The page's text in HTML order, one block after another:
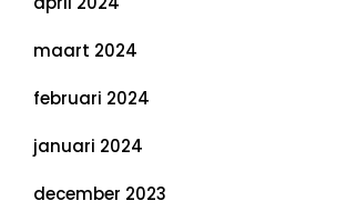
maart 2024
februari 2024
januari 2024
december 2023